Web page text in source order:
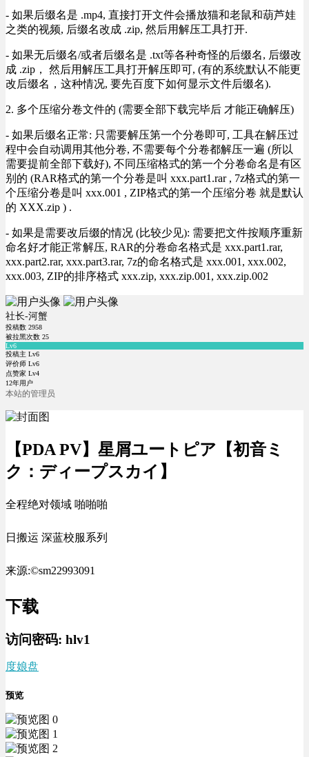
- 如果后缀名是 .mp4, 直接打开文件会播放猫和老鼠和葫芦娃
之类的视频, 后缀名改成 .zip, 然后用解压工具打开.
- 如果无后缀名/或者后缀名是 .txt等各种奇怪的后缀名, 后缀改
成 .zip， 然后用解压工具打开解压即可, (有的系统默认不能更
改后缀名，这种情况, 要先百度下如何显示文件后缀名).
2. 多个压缩分卷文件的 (需要全部下载完毕后 才能正确解压)
- 如果后缀名正常: 只需要解压第一个分卷即可, 工具在解压过
程中会自动调用其他分卷, 不需要每个分卷都解压一遍 (所以
需要提前全部下载好), 不同压缩格式的第一个分卷命名是有区
别的 (RAR格式的第一个分卷是叫 xxx.part1.rar , 7z格式的第一
个压缩分卷是叫 xxx.001 , ZIP格式的第一个压缩分卷 就是默认
的 XXX.zip ) .
- 如果是需要改后缀的情况 (比较少见): 需要把文件按顺序重新
命名好才能正常解压, RAR的分卷命名格式是 xxx.part1.rar,
xxx.part2.rar, xxx.part3.rar, 7z的命名格式是 xxx.001, xxx.002,
xxx.003, ZIP的排序格式 xxx.zip, xxx.zip.001, xxx.zip.002
社长-河蟹
投稿数 2958
被拉黑次数 25
Lv6
投稿主 Lv6
评价师 Lv6
点赞家 Lv4
12年用户
本站的管理员
【PDA PV】星屑ユートピア【初音ミ
ク：ディープスカイ】
全程绝对领域 啪啪啪
日搬运 深蓝校服系列
来源:©sm22993091
下载
访问密码: hlv1
度娘盘
预览